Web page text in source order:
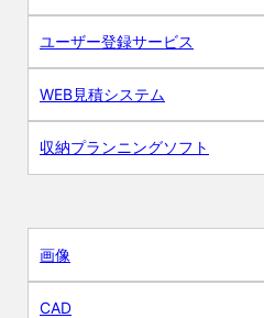
ユーザー登録サービス
WEB見積システム
収納プランニングソフト
画像
CAD